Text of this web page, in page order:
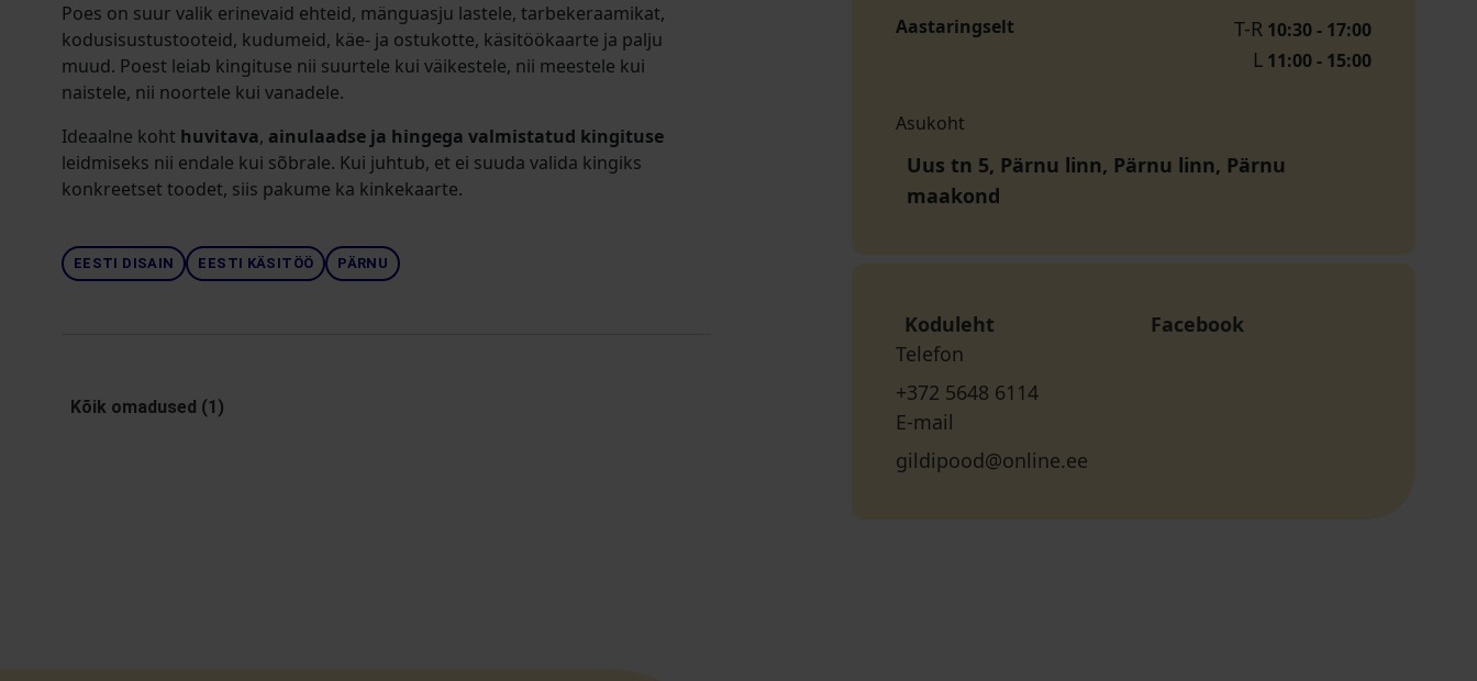
Poes on suur valik erinevaid ehteid, mänguasju lastele, tarbekeraamikat,
kodusisustustooteid, kudumeid, käe- ja ostukotte, käsitöökaarte ja palju
muud. Poest leiab kingituse nii suurtele kui väikestele, nii meestele kui
naistele, nii noortele kui vanadele.
Ideaalne koht huvitava, ainulaadse ja hingega valmistatud kingituse
leidmiseks nii endale kui sõbrale. Kui juhtub, et ei suuda valida kingiks
konkreetset toodet, siis pakume ka kinkekaarte.
EESTI DISAIN EESTI KÄSITÖÖ PÄRNU
Kõik omadused (1)
Aastaringselt
T-R 10:30 - 17:00
L 11:00 - 15:00
Asukoht
Uus tn 5, Pärnu linn, Pärnu linn, Pärnu
maakond
Koduleht
Facebook
Telefon
+372 5648 6114
E-mail
gildipood@online.ee